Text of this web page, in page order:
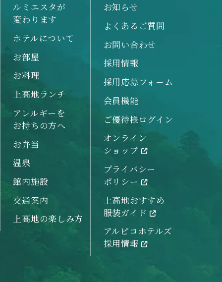
ルミエスタが
変わります
ホテルについて
お部屋
お料理
上高地ランチ
アレルギーを
お持ちの方へ
お弁当
温泉
館内施設
交通案内
上高地の楽しみ方
お知らせ
よくあるご質問
お問い合わせ
採用情報
採用応募フォーム
会員機能
ご優待様ログイン
オンライン
ショップ
プライバシー
ポリシー
上高地おすすめ
服装ガイド
アルピコホテルズ
採用情報